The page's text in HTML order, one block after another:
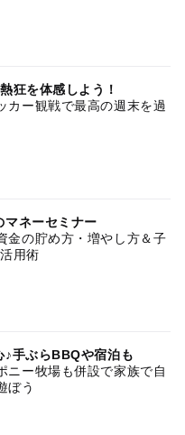
狂を体感しよう！
カー観戦で最高の週末を過
マネーセミナー
金の貯め方・増やし方＆子
用術
♪手ぶらBBQや宿泊も
ニー牧場も併設で家族で自
ぼう